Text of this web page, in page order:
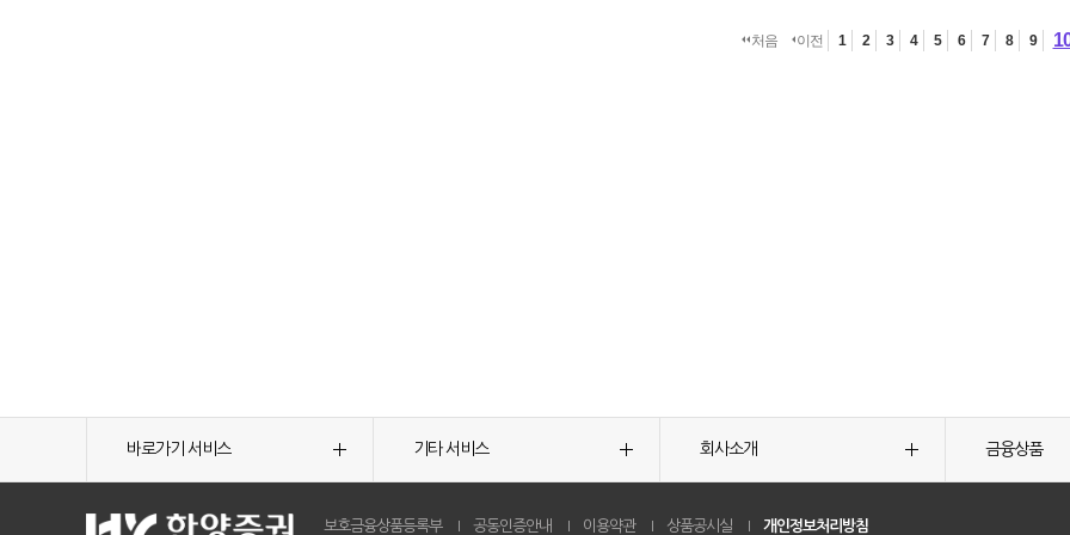
처음 이전 1 2 3 4 5 6 7 8 9
바로가기 서비스 기타 서비스 회사소개 금융상품
보호금융상품등록부 공동인증안내 이용약관 상품공시실 개인정보처리방침